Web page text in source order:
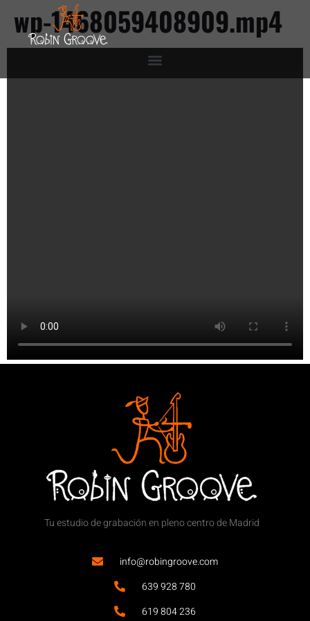
wp-1468059408909.mp4
Tu estudio de grabación en pleno centro de Madrid
info@robingroove.com
639 928 780
619 804 236